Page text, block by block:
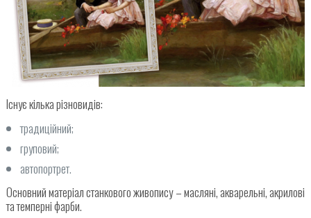
Існує кілька різновидів:
традиційний;
груповий;
автопортрет.
Основний матеріал станкового живопису – масляні, акварельні, акрилові
та темперні фарби.